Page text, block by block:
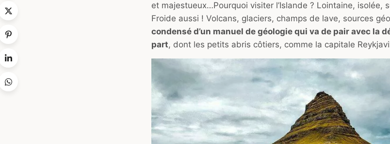
et majestueux…Pourquoi visiter l’Islande ? Lointaine, isolée,
Froide aussi ! Volcans, glaciers, champs de lave, sources
condensé d’un manuel de géologie qui va de pair avec la
part, dont les petits abris côtiers, comme la capitale